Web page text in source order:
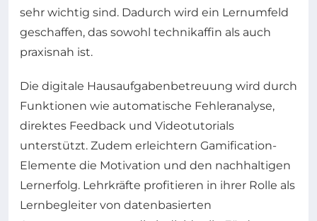
sehr wichtig sind. Dadurch wird ein Lernumfeld
geschaffen, das sowohl technikaffin als auch
praxisnah ist.
Die digitale Hausaufgabenbetreuung wird durch
Funktionen wie automatische Fehleranalyse,
direktes Feedback und Videotutorials
unterstützt. Zudem erleichtern Gamification-
Elemente die Motivation und den nachhaltigen
Lernerfolg. Lehrkräfte profitieren in ihrer Rolle als
Lernbegleiter von datenbasierten